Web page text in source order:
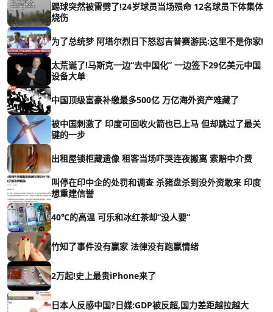
踢球突然被雷劈了!24岁球员当场殒命 12名球员下体集体
烧伤
为了总统梦 阿塔尔烈日下怒怼吉普赛游民:这里不是你家!
太荒诞了!马斯克一边“去中国化” 一边签下29亿美元中国
设备大单
中国顶级富豪补缴最多500亿 万亿海外资产难藏了
被中国刺激了 印度可回收火箭也已上马 但却跳过了最关
键的一步
出租屋锁柜藏遗像 租客当场吓哭连夜搬离 索赔中介费
叫停在印中企的处罚和调查 杀猪盘杀到没外资敢来 印度
想重建信誉
40℃的高温 可乐和冰红茶却“没人要”
竹知了事件没有赢家 法律没有跑赢情绪
2万起!史上最贵iPhone来了
日本人反感中国?日媒:GDP被反超,国力差距越拉越大